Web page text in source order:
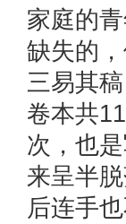
家庭的
缺失的
三易其
卷本共
次，也
来呈半
后连手